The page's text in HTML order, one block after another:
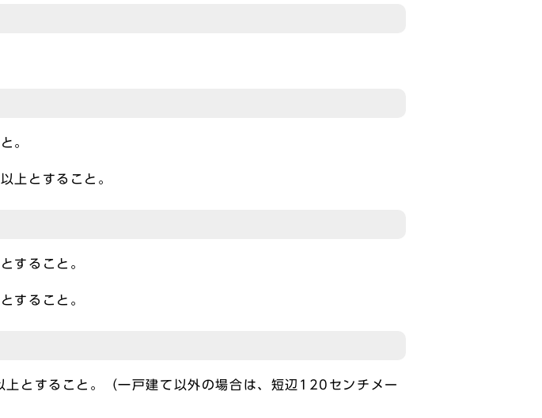
。
上とすること。
すること。
すること。
とすること。（一戸建て以外の場合は、短辺120センチメー